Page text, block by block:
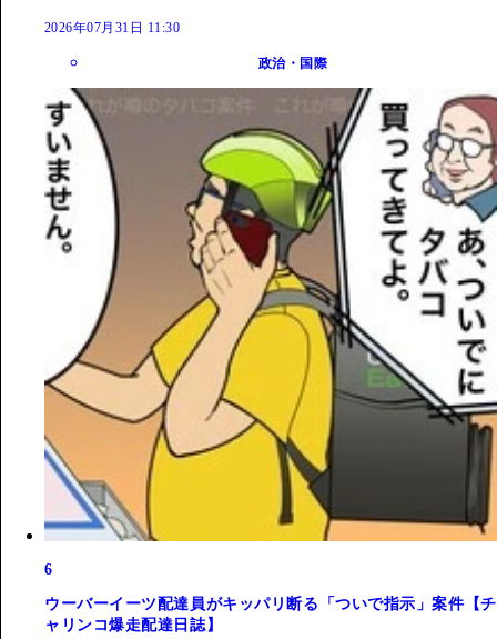
2026年07月31日 11:30
政治・国際
6
ウーバーイーツ配達員がキッパリ断る「ついで指示」案件【チ
ャリンコ爆走配達日誌】